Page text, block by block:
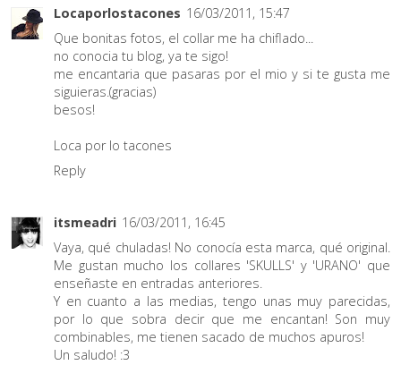
Locaporlostacones 16/03/2011, 15:47
Que bonitas fotos, el collar me ha chiflado...
no conocia tu blog, ya te sigo!
me encantaria que pasaras por el mio y si te gusta me
siguieras.(gracias)
besos!
Loca por lo tacones
Reply
itsmeadri 16/03/2011, 16:45
Vaya, qué chuladas! No conocía esta marca, qué original.
Me gustan mucho los collares 'SKULLS' y 'URANO' que
enseñaste en entradas anteriores.
Y en cuanto a las medias, tengo unas muy parecidas,
por lo que sobra decir que me encantan! Son muy
combinables, me tienen sacado de muchos apuros!
Un saludo! :3